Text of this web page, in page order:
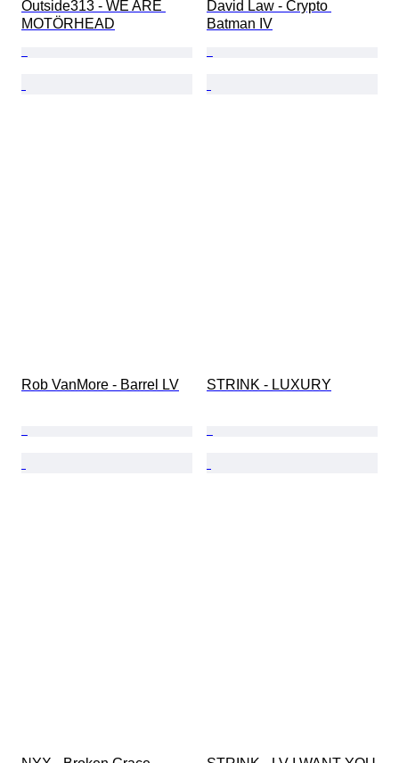
Outside313 - WE ARE
MOTÖRHEAD
David Law - Crypto
Batman IV
Rob VanMore - Barrel LV STRINK - LUXURY